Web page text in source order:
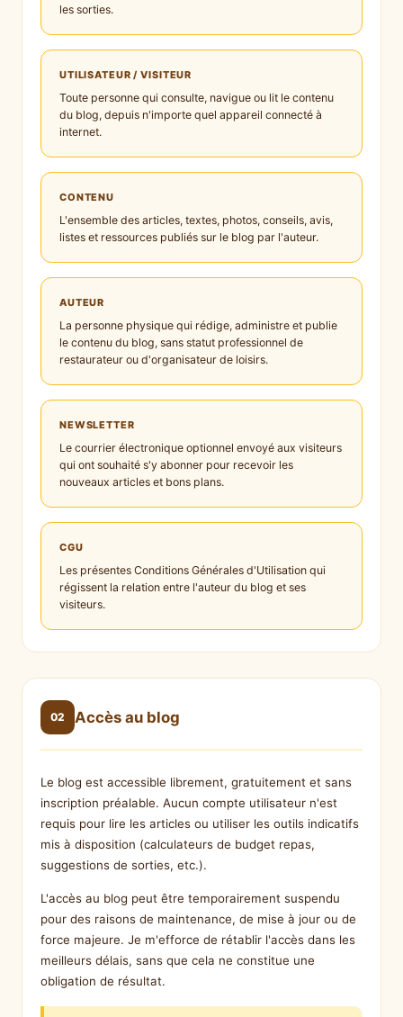
les sorties.
UTILISATEUR / VISITEUR
Toute personne qui consulte, navigue ou lit le contenu
du blog, depuis n'importe quel appareil connecté à
internet.
CONTENU
L'ensemble des articles, textes, photos, conseils, avis,
listes et ressources publiés sur le blog par l'auteur.
AUTEUR
La personne physique qui rédige, administre et publie
le contenu du blog, sans statut professionnel de
restaurateur ou d'organisateur de loisirs.
NEWSLETTER
Le courrier électronique optionnel envoyé aux visiteurs
qui ont souhaité s'y abonner pour recevoir les
nouveaux articles et bons plans.
CGU
Les présentes Conditions Générales d'Utilisation qui
régissent la relation entre l'auteur du blog et ses
visiteurs.
02 Accès au blog
Le blog est accessible librement, gratuitement et sans
inscription préalable. Aucun compte utilisateur n'est
requis pour lire les articles ou utiliser les outils indicatifs
mis à disposition (calculateurs de budget repas,
suggestions de sorties, etc.).
L'accès au blog peut être temporairement suspendu
pour des raisons de maintenance, de mise à jour ou de
force majeure. Je m'efforce de rétablir l'accès dans les
meilleurs délais, sans que cela ne constitue une
obligation de résultat.